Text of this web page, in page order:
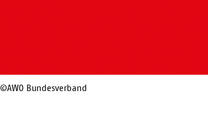
©AWO Bundesverband